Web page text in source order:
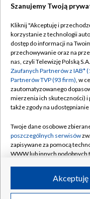
Abonament TVP
Emisja w TVP
Centrum informacji
Naziemna Telewizja
Rada Programowa
System NOS
Informacje o
Program dla prasy
©2026
Szanujemy Twoją
Kliknij "Akceptuję i
korzystanie z technologii
dostęp do informacji na
przechowywanie oraz na
nas, czyli Telewizję Polską
Zaufanych Partnerów z IAB*
Partnerów TVP (93 firm), w
zautomatyzowanego
mierzenia ich skuteczności) i
także zgody na
Twoje dane osobowe
poszczególnych serwisów
zapisywane za pomocą
WWW lub innych
ruchu w Internecie.Akceptuję